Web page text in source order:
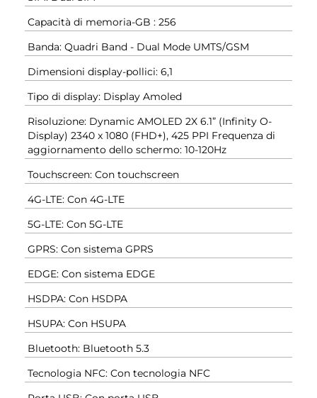
Capacità di memoria-GB : 256
Banda: Quadri Band - Dual Mode UMTS/GSM
Dimensioni display-pollici: 6,1
Tipo di display: Display Amoled
Risoluzione: Dynamic AMOLED 2X 6.1” (Infinity O-
Display) 2340 x 1080 (FHD+), 425 PPI Frequenza di
aggiornamento dello schermo: 10-120Hz
Touchscreen: Con touchscreen
4G-LTE: Con 4G-LTE
5G-LTE: Con 5G-LTE
GPRS: Con sistema GPRS
EDGE: Con sistema EDGE
HSDPA: Con HSDPA
HSUPA: Con HSUPA
Bluetooth: Bluetooth 5.3
Tecnologia NFC: Con tecnologia NFC